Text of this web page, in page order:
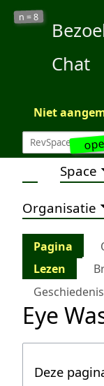
n =8
Chat
Niet
Space
Organisatie
Pagina
Lezen
Eye
Deze